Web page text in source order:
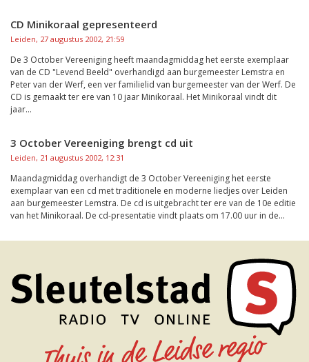
CD Minikoraal gepresenteerd
Leiden, 27 augustus 2002, 21:59
De 3 October Vereeniging heeft maandagmiddag het eerste exemplaar
van de CD "Levend Beeld" overhandigd aan burgemeester Lemstra en
Peter van der Werf, een ver familielid van burgemeester van der Werf. De
CD is gemaakt ter ere van 10 jaar Minikoraal. Het Minikoraal vindt dit
jaar...
3 October Vereeniging brengt cd uit
Leiden, 21 augustus 2002, 12:31
Maandagmiddag overhandigt de 3 October Vereeniging het eerste
exemplaar van een cd met traditionele en moderne liedjes over Leiden
aan burgemeester Lemstra. De cd is uitgebracht ter ere van de 10e editie
van het Minikoraal. De cd-presentatie vindt plaats om 17.00 uur in de...